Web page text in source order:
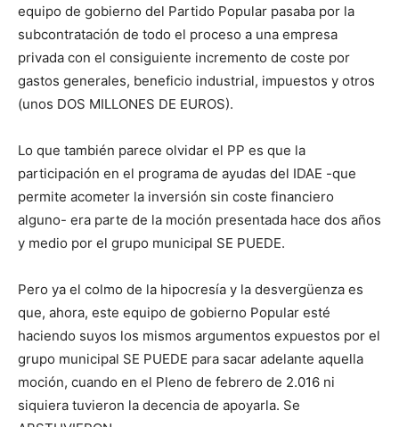
equipo de gobierno del Partido Popular pasaba por la
subcontratación de todo el proceso a una empresa
privada con el consiguiente incremento de coste por
gastos generales, beneficio industrial, impuestos y otros
(unos DOS MILLONES DE EUROS).
Lo que también parece olvidar el PP es que la
participación en el programa de ayudas del IDAE -que
permite acometer la inversión sin coste financiero
alguno- era parte de la moción presentada hace dos años
y medio por el grupo municipal SE PUEDE.
Pero ya el colmo de la hipocresía y la desvergüenza es
que, ahora, este equipo de gobierno Popular esté
haciendo suyos los mismos argumentos expuestos por el
grupo municipal SE PUEDE para sacar adelante aquella
moción, cuando en el Pleno de febrero de 2.016 ni
siquiera tuvieron la decencia de apoyarla. Se